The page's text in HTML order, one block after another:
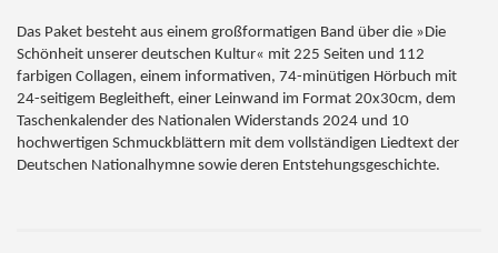
Das Paket besteht aus einem großformatigen Band über die »Die
Schönheit unserer deutschen Kultur« mit 225 Seiten und 112
farbigen Collagen, einem informativen, 74-minütigen Hörbuch mit
24-seitigem Begleitheft, einer Leinwand im Format 20x30cm, dem
Taschenkalender des Nationalen Widerstands 2024 und 10
hochwertigen Schmuckblättern mit dem vollständigen Liedtext der
Deutschen Nationalhymne sowie deren Entstehungsgeschichte.